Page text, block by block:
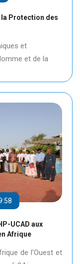
la Protection des
et
et de la
UCAD aux
Afrique
de l'Ouest et